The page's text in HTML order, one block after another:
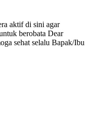
aktif di sini agar
berobata Dear
sehat selalu Bapak/Ibu